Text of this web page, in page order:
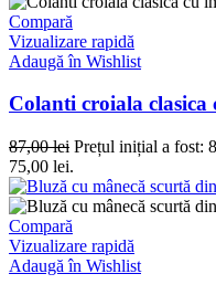
Compară
Vizualizare rapidă
Adaugă în Wishlist
Colanti croiala
87,00lei Prețul inițial a fost:
75,00 lei.
Compară
Vizualizare rapidă
Adaugă în Wishlist